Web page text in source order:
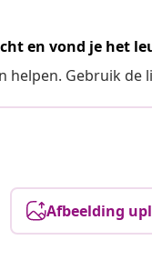
en vond je het
helpen. Gebruik
Afbeelding